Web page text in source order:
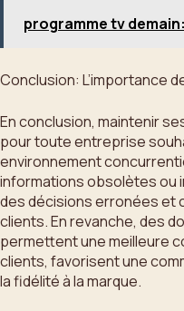
programme tv demain:
Conclusion: L’importance
En conclusion, maintenir
pour toute entreprise
environnement
informations obsolètes
des décisions erronées et
clients. En revanche, des
permettent une meilleure
clients, favorisent une
la fidélité à la marque.